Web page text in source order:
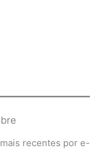
recentes por e-